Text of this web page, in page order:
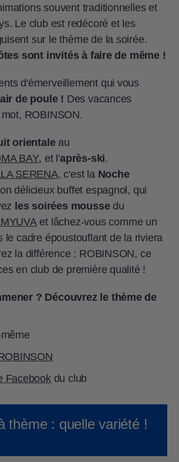
souvent traditionnelles et
Le club est redécoré et les
sur le thème de la soirée.
sont invités à faire de même !
d'émerveillement qui vous
de poule ! Des vacances
ROBINSON.
orientaleau
BAY, et l'après-ski.
SERENA, c'est la Noche
délicieux buffet espagnol, qui
les soirées moussedu
et lâchez-vous comme un
le cadre époustouflant de la riviera
la différence : ROBINSON, ce
en club de première qualité !
? Découvrez le thème de
Facebookdu club
thème : quelle variété !